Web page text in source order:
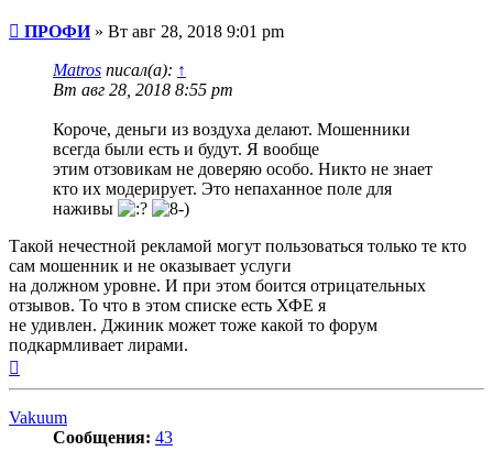
Сообщение
ПРОФИ» Вт авг 28, 2018 9:01 pm
Matros писал(а): ↑
Вт авг 28, 2018 8:55 pm
Короче, деньги из воздуха делают. Мошенники
всегда были есть и будут. Я вообще
этим отзовикам не доверяю особо. Никто не знает
кто их модерирует. Это непаханное поле для
наживы
Такой нечестной рекламой могут пользоваться только те кто
сам мошенник и не оказывает услуги
на должном уровне. И при этом боится отрицательных
отзывов. То что в этом списке есть ХФЕ я
не удивлен. Джиник может тоже какой то форум
подкармливает лирами.
Vakuum
Сообщения: 43